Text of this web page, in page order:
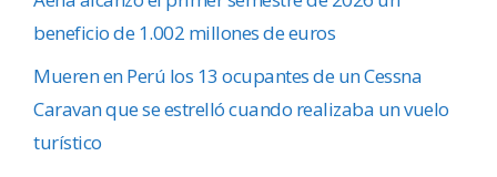
beneficio de 1.002 millones de euros
Mueren en Perú los 13 ocupantes de un Cessna
Caravan que se estrelló cuando realizaba un vuelo
turístico